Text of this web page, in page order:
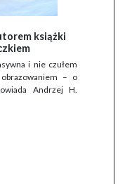
książki
i nie czułem
– o
Andrzej H.